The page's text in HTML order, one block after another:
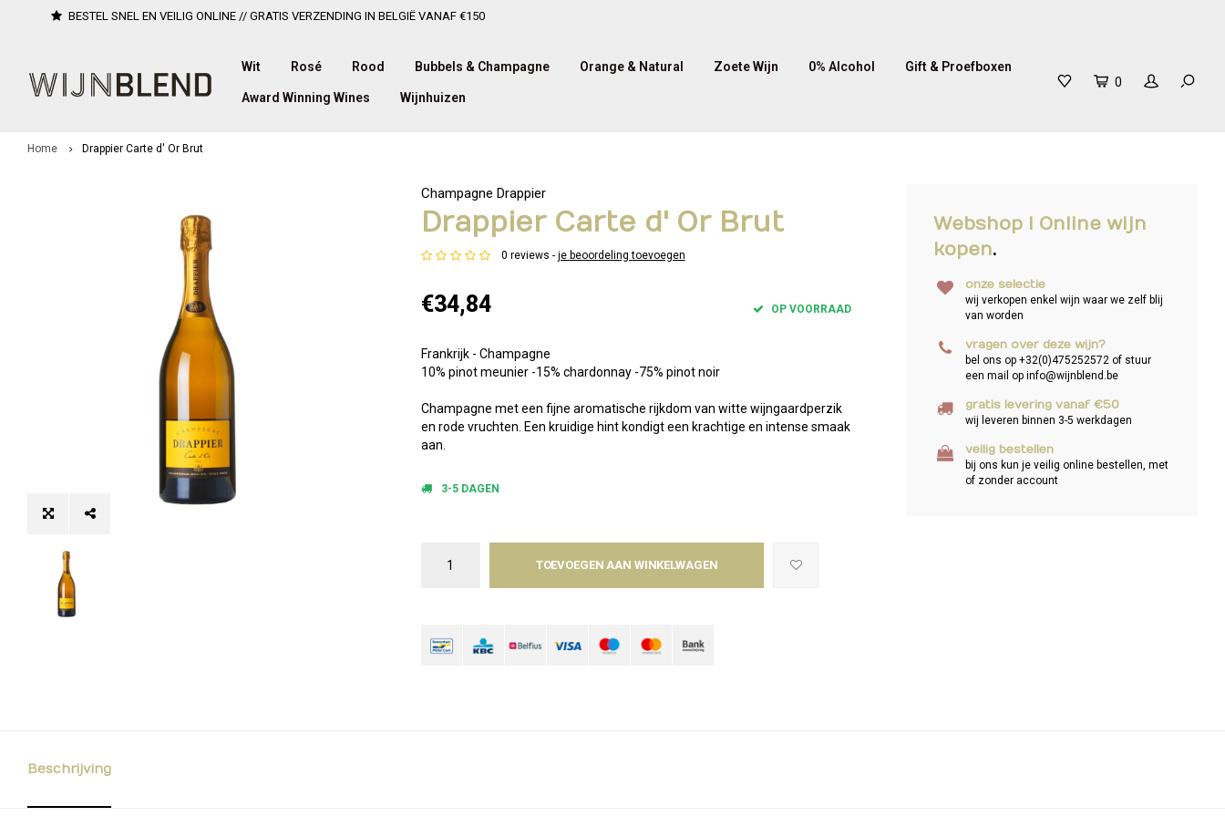
BESTEL SNEL EN VEILIG ONLINE // GRATIS VERZENDING IN BELGIË VANAF €150
Wit Rosé Rood Bubbels & Champagne Orange & Natural Zoete Wijn 0% Alcohol Gift & Proefboxen
Award Winning Wines Wijnhuizen
0
Home Drappier Carte d' Or Brut
Champagne Drappier
Drappier Carte d' Or Brut
0 reviews - je beoordeling toevoegen
€34,84 OP VOORRAAD
Frankrijk - Champagne
10% pinot meunier -15% chardonnay -75% pinot noir
Champagne met een fijne aromatische rijkdom van witte wijngaardperzik
en rode vruchten. Een kruidige hint kondigt een krachtige en intense smaak
aan.
3-5 DAGEN
TOEVOEGEN AAN WINKELWAGEN
Webshop I Online wijn
kopen.
onze selectie
wij verkopen enkel wijn waar we zelf blij
van worden
vragen over deze wijn?
bel ons op +32(0)475252572 of stuur
een mail op info@wijnblend.be
gratis levering vanaf €50
wij leveren binnen 3-5 werkdagen
veilig bestellen
bij ons kun je veilig online bestellen, met
of zonder account
Beschrijving